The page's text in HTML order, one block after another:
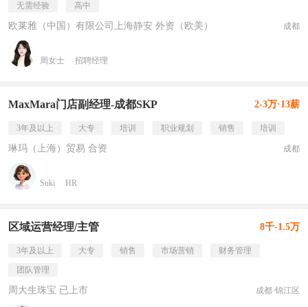
无需经验 高中
欧莱雅（中国）有限公司上海静安 外资（欧美） 成都
周女士 招聘经理
MaxMara门店副经理-成都SKP 2-3万·13薪
3年及以上 大专 培训 职业规划 销售 培训
琳玛（上海）贸易 合资 成都
Suki HR
区域运营经理/主管 8千-1.5万
3年及以上 大专 销售 市场营销
财务管理
团队管理
周大生珠宝 已上市 成都·锦江区